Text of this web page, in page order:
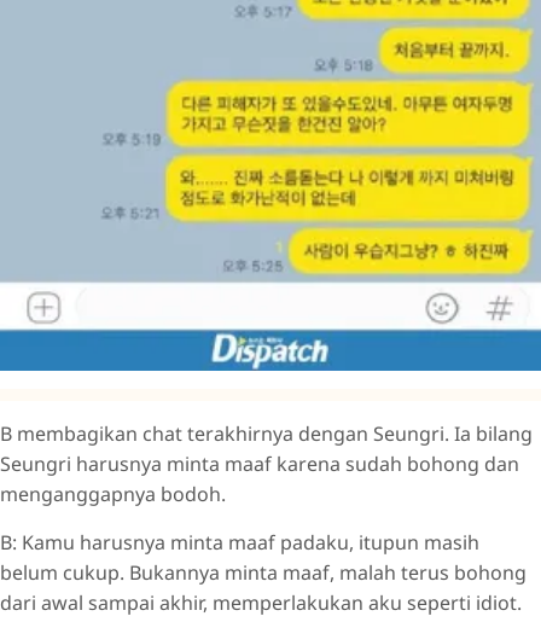
B membagikan chat terakhirnya dengan Seungri. Ia bilang
Seungri harusnya minta maaf karena sudah bohong dan
menganggapnya bodoh.
B: Kamu harusnya minta maaf padaku, itupun masih
belum cukup. Bukannya minta maaf, malah terus bohong
dari awal sampai akhir, memperlakukan aku seperti idiot.